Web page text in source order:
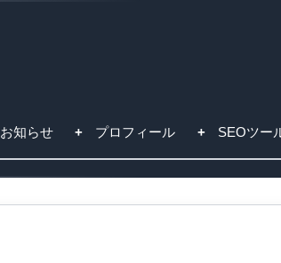
お知らせ プロフィール SEOツー